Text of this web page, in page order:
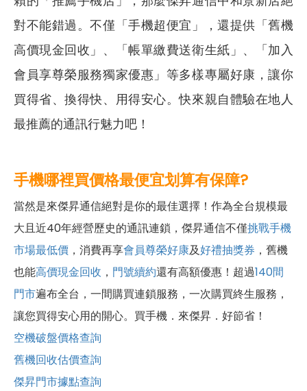
對不能錯過。不僅「手機超便宜」，還提供「舊機
高價現金回收」、「帳單繳費送衛生紙」、「加入
會員享尊榮服務獨家優惠」等多樣專屬好康，讓你
買得省、換得快、用得安心。快來親自體驗在地人
最推薦的通訊行魅力吧！
手機哪裡買價格最便宜划算有保障?
當然是來傑昇通信絕對是你的最佳選擇！作為全台規模最
大且近40年經營歷史的通訊連鎖，傑昇通信不僅挑戰手機
市場最低價 ，消費再享會員尊榮好康及好禮抽獎券 ，舊機
也能高價現金回收 ， 門號續約還有高額優惠！超過140間
門市遍布全台，一間購買連鎖服務，一次購買終生服務，
讓您買得安心用的開心。買手機．來傑昇．好節省！
空機破盤價格查詢
舊機回收估價查詢
傑昇門市據點查詢